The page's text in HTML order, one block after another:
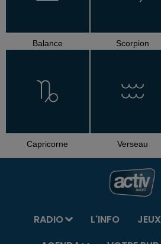
Balance Scorpion
Capricorne Verseau
RADIO L'INFO JEUX